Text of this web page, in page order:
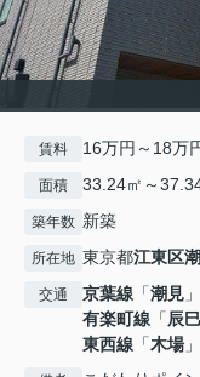
賃料 16万円～18万
面積 33.24㎡～
築年数 新築
所在地 東京都江東区
交通 京葉線 「潮見
有楽町線 「辰巳
東西線 「木場